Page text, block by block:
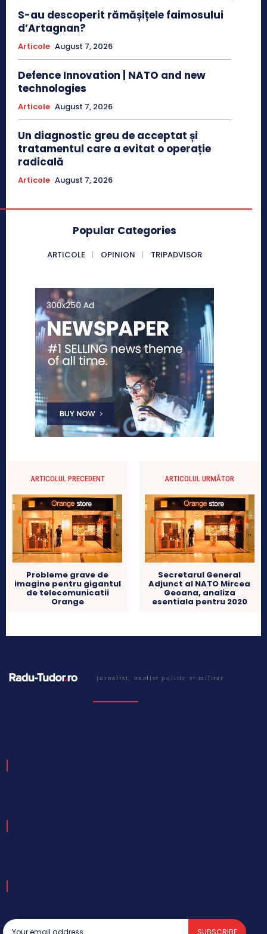
S-au descoperit rămășițele faimosului
d’Artagnan?
Articole August 7, 2026
Defence Innovation | NATO and new
technologies
Articole August 7, 2026
Un diagnostic greu de acceptat și
tratamentul care a evitat o operație
radicală
Articole August 7, 2026
Popular Categories
ARTICOLE OPINION TRIPADVISOR
ARTICOLUL PRECEDENT
Probleme grave de
imagine pentru gigantul
de telecomunicatii
Orange
ARTICOLUL URMĂTOR
Secretarul General
Adjunct al NATO Mircea
Geoana, analiza
esentiala pentru 2020
jurnalist, analist politic si militar